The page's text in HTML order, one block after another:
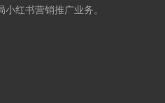
红书营销推广业务。